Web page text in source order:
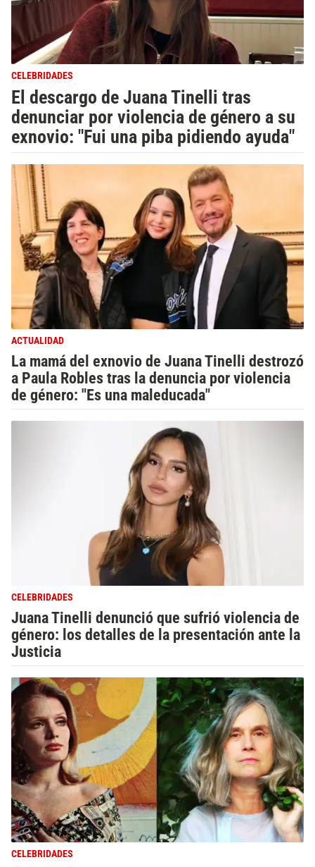
CELEBRIDADES
El descargo de Juana Tinelli tras
denunciar por violencia de género a su
exnovio: "Fui una piba pidiendo ayuda"
ACTUALIDAD
La mamá del exnovio de Juana Tinelli destrozó
a Paula Robles tras la denuncia por violencia
de género: "Es una maleducada"
CELEBRIDADES
Juana Tinelli denunció que sufrió violencia de
género: los detalles de la presentación ante la
Justicia
CELEBRIDADES